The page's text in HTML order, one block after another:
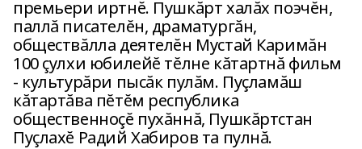
премьери иртнĕ. Пушкăрт халăх поэчĕн,
паллă писателĕн, драматургăн,
обществăлла деятелĕн Мустай Каримăн
100 çулхи юбилейĕ тĕлне кăтартнă фильм
- культурăри пысăк пулăм. Пуçламăш
кăтартăва пĕтĕм республика
общественноçĕ пухăннă, Пушкăртстан
Пуçлахĕ Радий Хабиров та пулнă.